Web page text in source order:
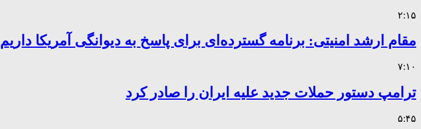
۲:۱۵
مقام ارشد امنیتی: برنامه گسترده‌ای برای پاسخ به دیوانگی آمریکا داریم
۷:۱۰
ترامپ دستور حملات جدید علیه ایران را صادر کرد
۵:۴۵